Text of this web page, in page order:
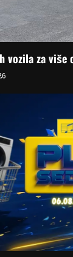
vozila za više